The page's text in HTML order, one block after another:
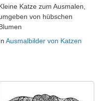
Katze zum Ausmalen,
von hübschen
Ausmalbilder von Katzen